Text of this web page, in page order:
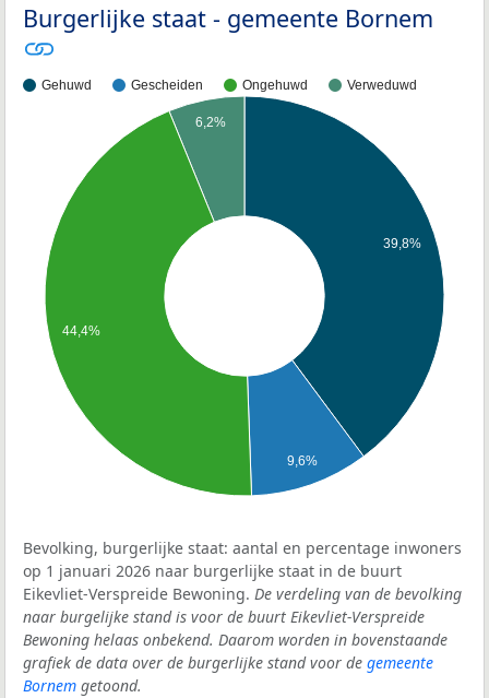
Burgerlijke staat - gemeente Bornem
Gehuwd Gescheiden Ongehuwd Verweduwd
39,8%
9,6%
6,2%
44,4%
Bevolking, burgerlijke staat: aantal en percentage inwoners
op 1 januari 2026 naar burgerlijke staat in de buurt
Eikevliet-Verspreide Bewoning. De verdeling van de bevolking
naar burgelijke stand is voor de buurt Eikevliet-Verspreide
Bewoning helaas onbekend. Daarom worden in bovenstaande
grafiek de data over de burgerlijke stand voor de gemeente
Bornem getoond.